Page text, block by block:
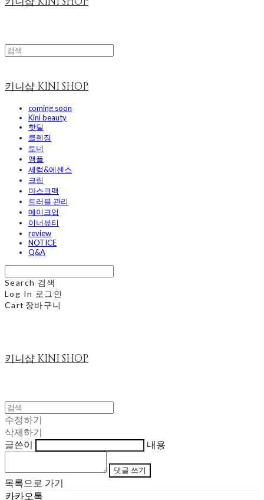
키니샵 KINI SHOP
coming soon
Kini beauty
핫딜
클렌징
토너
앰플
세럼&에센스
크림
마스크팩
트러블 관리
메이크업
이너뷰티
review
NOTICE
Q&A
Search 검색
Log In 로그인
Cart 장바구니
키니샵 KINI SHOP
수정하기
삭제하기
글쓴이
내용
댓글 쓰기
목록으로 가기
카카오톡